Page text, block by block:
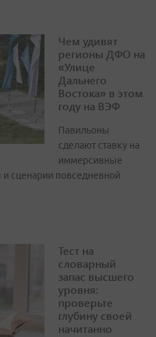
Чем удивят
регионы ДФО на
«Улице
Дальнего
Востока» в этом
году на ВЭФ
Павильоны
сделают ставку на
иммерсивные
сценарии повседневной
Тест на
словарный
запас высшего
уровня:
проверьте
глубину своей
начитанно